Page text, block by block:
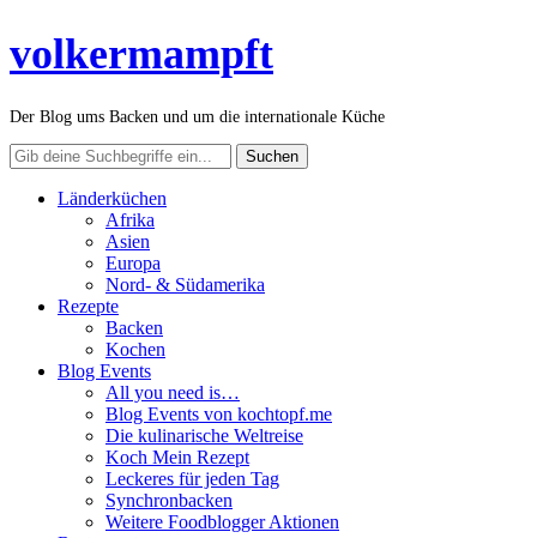
volkermampft
Der Blog ums Backen und um die internationale Küche
Länderküchen
Afrika
Asien
Europa
Nord- & Südamerika
Rezepte
Backen
Kochen
Blog Events
All you need is…
Blog Events von kochtopf.me
Die kulinarische Weltreise
Koch Mein Rezept
Leckeres für jeden Tag
Synchronbacken
Weitere Foodblogger Aktionen